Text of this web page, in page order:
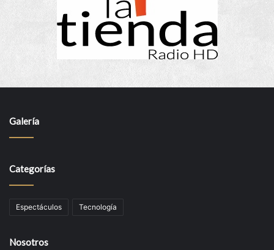
Galería
Categorías
Espectáculos Tecnología
Nosotros